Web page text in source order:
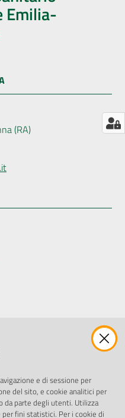
Emilia-
(RA)
e di sessione per
del sito, e cookie analitici per
da parte degli utenti. Utilizza
fini statistici. Per i cookie di